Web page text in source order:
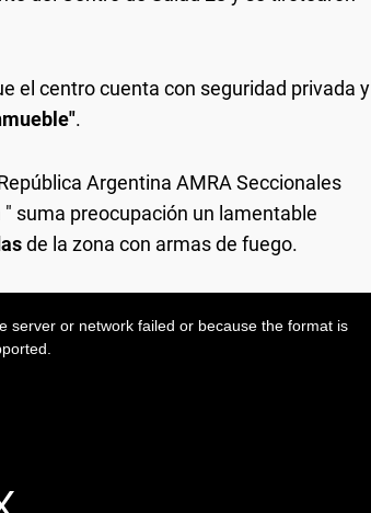
el centro cuenta con seguridad privada y
.
Argentina AMRA Seccionales
suma preocupación un lamentable
de la zona con armas de fuego.